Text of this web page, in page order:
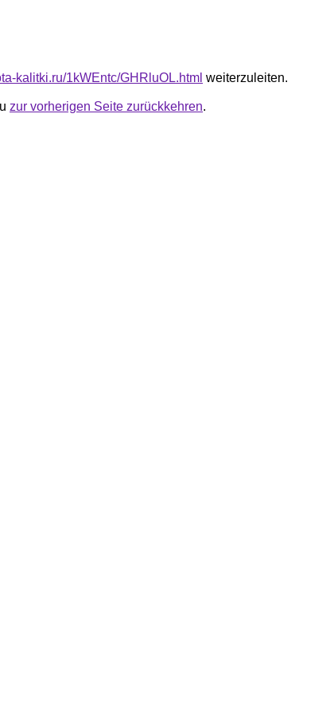
kalitki.ru/1kWEntc/GHRluOL.html weiterzuleiten.
zur vorherigen Seite zurückkehren.